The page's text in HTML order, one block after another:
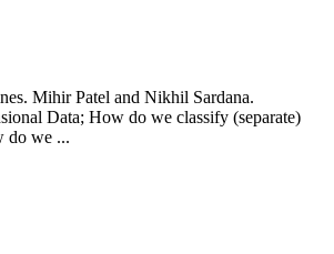
Mihir Patel and Nikhil Sardana.
Data; How do we classify (separate)
do we ...